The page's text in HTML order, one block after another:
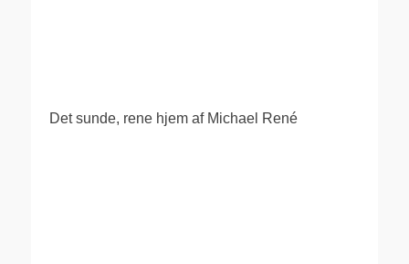
Det sunde, rene hjem af Michael René